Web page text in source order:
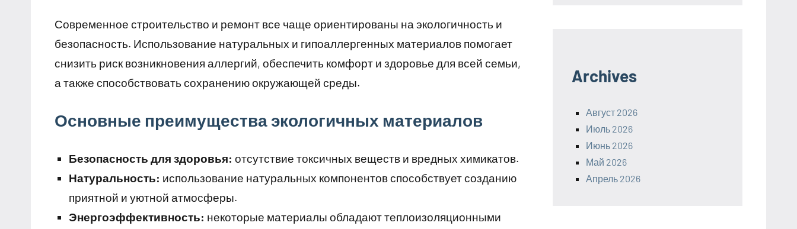
Современное строительство и ремонт все чаще ориентированы на экологичность и
безопасность. Использование натуральных и гипоаллергенных материалов помогает
снизить риск возникновения аллергий, обеспечить комфорт и здоровье для всей семьи,
а также способствовать сохранению окружающей среды.
Основные преимущества экологичных материалов
Безопасность для здоровья: отсутствие токсичных веществ и вредных химикатов.
Натуральность: использование натуральных компонентов способствует созданию
приятной и уютной атмосферы.
Энергоэффективность: некоторые материалы обладают теплоизоляционными
Archives
Август 2026
Июль 2026
Июнь 2026
Май 2026
Апрель 2026